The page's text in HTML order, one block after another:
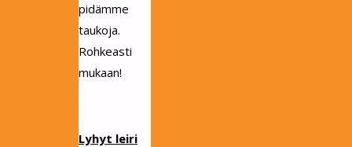
pidämme
taukoja.
Rohkeasti
mukaan!
Lyhyt leiri